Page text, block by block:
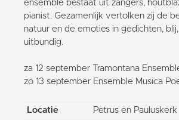
ensemble bestaat uit zangers,
pianist. Gezamenlijk vertolken zij de
natuur en de emoties in gedichten,
uitbundig.
za 12 september Tramontana
zo 13 september Ensemble Musica
Locatie
Petrus en Pauluskerk